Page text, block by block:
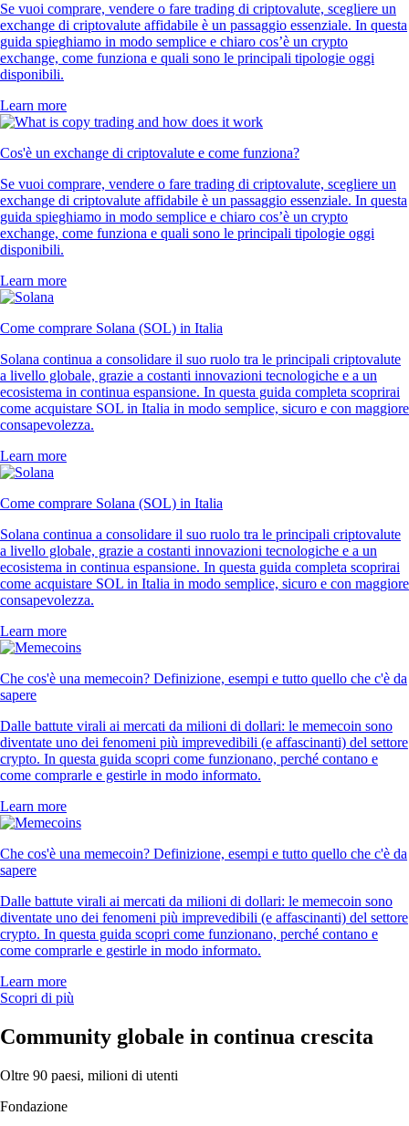
Se vuoi comprare, vendere o fare trading di criptovalute, scegliere un
exchange di criptovalute affidabile è un passaggio essenziale. In questa
guida spieghiamo in modo semplice e chiaro cos’è un crypto
exchange, come funziona e quali sono le principali tipologie oggi
disponibili.
Learn more
Cos'è un exchange di criptovalute e come funziona?
Se vuoi comprare, vendere o fare trading di criptovalute, scegliere un
exchange di criptovalute affidabile è un passaggio essenziale. In questa
guida spieghiamo in modo semplice e chiaro cos’è un crypto
exchange, come funziona e quali sono le principali tipologie oggi
disponibili.
Learn more
Come comprare Solana (SOL) in Italia
Solana continua a consolidare il suo ruolo tra le principali criptovalute
a livello globale, grazie a costanti innovazioni tecnologiche e a un
ecosistema in continua espansione. In questa guida completa scoprirai
come acquistare SOL in Italia in modo semplice, sicuro e con maggiore
consapevolezza.
Learn more
Come comprare Solana (SOL) in Italia
Solana continua a consolidare il suo ruolo tra le principali criptovalute
a livello globale, grazie a costanti innovazioni tecnologiche e a un
ecosistema in continua espansione. In questa guida completa scoprirai
come acquistare SOL in Italia in modo semplice, sicuro e con maggiore
consapevolezza.
Learn more
Che cos'è una memecoin? Definizione, esempi e tutto quello che c'è da
sapere
Dalle battute virali ai mercati da milioni di dollari: le memecoin sono
diventate uno dei fenomeni più imprevedibili (e affascinanti) del settore
crypto. In questa guida scopri come funzionano, perché contano e
come comprarle e gestirle in modo informato.
Learn more
Che cos'è una memecoin? Definizione, esempi e tutto quello che c'è da
sapere
Dalle battute virali ai mercati da milioni di dollari: le memecoin sono
diventate uno dei fenomeni più imprevedibili (e affascinanti) del settore
crypto. In questa guida scopri come funzionano, perché contano e
come comprarle e gestirle in modo informato.
Learn more
Scopri di più
Community globale in continua crescita
Oltre 90 paesi, milioni di utenti
Fondazione